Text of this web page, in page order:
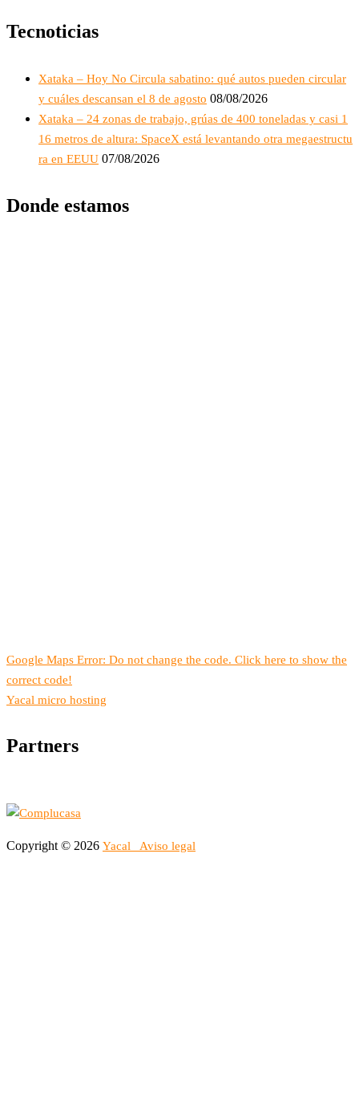
Tecnoticias
Xataka – Hoy No Circula sabatino: qué autos pueden circular
y cuáles descansan el 8 de agosto 08/08/2026
Xataka – 24 zonas de trabajo, grúas de 400 toneladas y casi 1
16 metros de altura: SpaceX está levantando otra megaestructu
ra en EEUU 07/08/2026
Donde estamos
Google Maps Error: Do not change the code. Click here to show the
correct code!
Yacal micro hosting
Partners
Copyright © 2026 Yacal Aviso legal